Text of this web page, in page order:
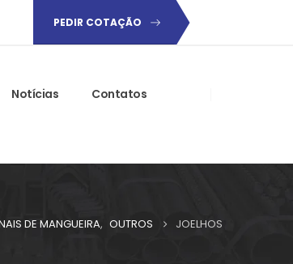
PEDIR COTAÇÃO
Notícias Contatos
DE MANGUEIRA, OUTROS JOELHOS